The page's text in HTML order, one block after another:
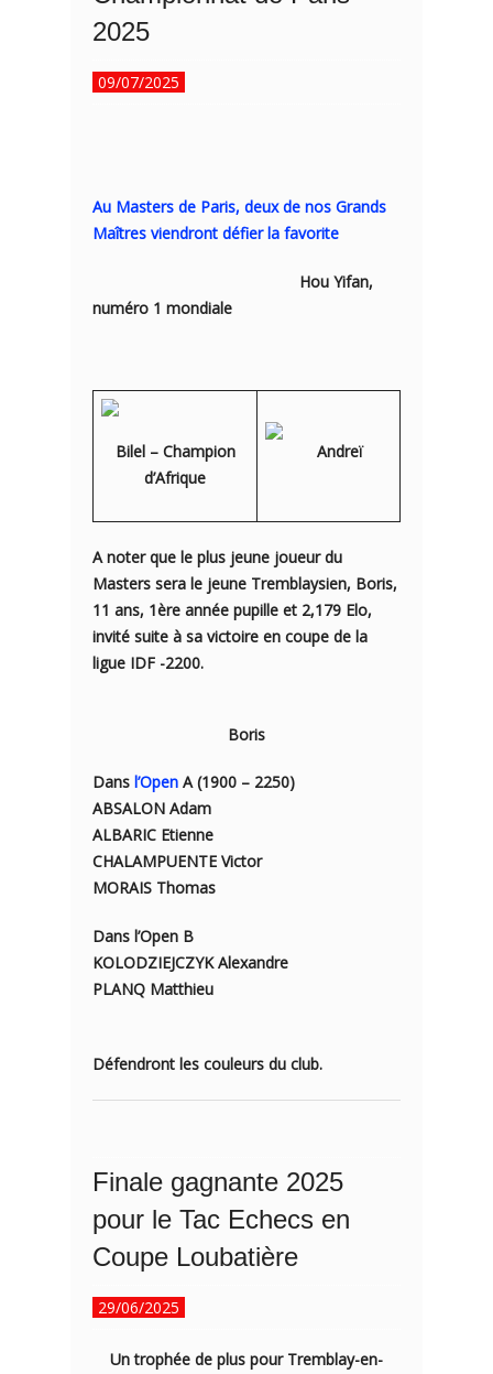
2025
09/07/2025
Au Masters de Paris, deux de nos Grands
Maîtres viendront défier la favorite
Hou Yifan,
numéro 1 mondiale
Bilel – Champion
d’Afrique
Andreï
A noter que le plus jeune joueur du
Masters sera le jeune Tremblaysien, Boris,
11 ans, 1ère année pupille et 2,179 Elo,
invité suite à sa victoire en coupe de la
ligue IDF -2200.
Boris
Dans l’Open A (1900 – 2250)
ABSALON Adam
ALBARIC Etienne
CHALAMPUENTE Victor
MORAIS Thomas
Dans l’Open B
KOLODZIEJCZYK Alexandre
PLANQ Matthieu
Défendront les couleurs du club.
Finale gagnante 2025
pour le Tac Echecs en
Coupe Loubatière
29/06/2025
Un trophée de plus pour Tremblay-en-